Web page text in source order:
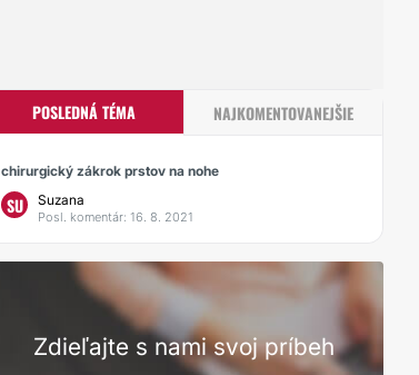
POSLEDNÁ TÉMA NAJKOMENTOVANEJŠIE
chirurgický zákrok prstov na nohe
SU Suzana
Posl. komentár: 16. 8. 2021
Zdieľajte s nami svoj príbeh